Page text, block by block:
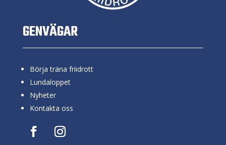
GENVÄGAR
Börja träna friidrott
Lundaloppet
Nyheter
Kontakta oss